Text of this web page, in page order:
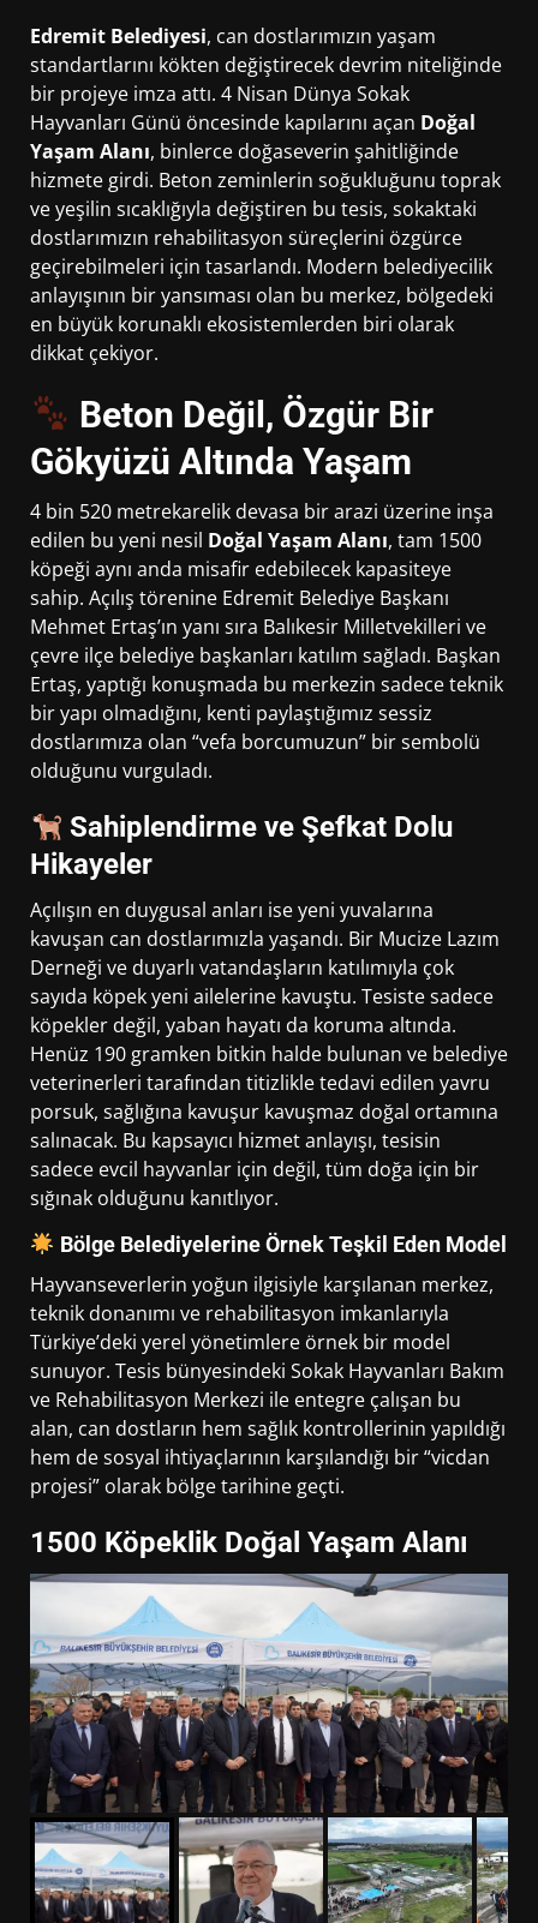
Edremit Belediyesi, can dostlarımızın yaşam
standartlarını kökten değiştirecek devrim niteliğinde
bir projeye imza attı. 4 Nisan Dünya Sokak
Hayvanları Günü öncesinde kapılarını açan Doğal
Yaşam Alanı, binlerce doğaseverin şahitliğinde
hizmete girdi. Beton zeminlerin soğukluğunu toprak
ve yeşilin sıcaklığıyla değiştiren bu tesis, sokaktaki
dostlarımızın rehabilitasyon süreçlerini özgürce
geçirebilmeleri için tasarlandı. Modern belediyecilik
anlayışının bir yansıması olan bu merkez, bölgedeki
en büyük korunaklı ekosistemlerden biri olarak
dikkat çekiyor.
Beton Değil, Özgür Bir
Gökyüzü Altında Yaşam
4 bin 520 metrekarelik devasa bir arazi üzerine inşa
edilen bu yeni nesil Doğal Yaşam Alanı, tam 1500
köpeği aynı anda misafir edebilecek kapasiteye
sahip. Açılış törenine Edremit Belediye Başkanı
Mehmet Ertaş’ın yanı sıra Balıkesir Milletvekilleri ve
çevre ilçe belediye başkanları katılım sağladı. Başkan
Ertaş, yaptığı konuşmada bu merkezin sadece teknik
bir yapı olmadığını, kenti paylaştığımız sessiz
dostlarımıza olan “vefa borcumuzun” bir sembolü
olduğunu vurguladı.
Sahiplendirme ve Şefkat Dolu
Hikayeler
Açılışın en duygusal anları ise yeni yuvalarına
kavuşan can dostlarımızla yaşandı. Bir Mucize Lazım
Derneği ve duyarlı vatandaşların katılımıyla çok
sayıda köpek yeni ailelerine kavuştu. Tesiste sadece
köpekler değil, yaban hayatı da koruma altında.
Henüz 190 gramken bitkin halde bulunan ve belediye
veterinerleri tarafından titizlikle tedavi edilen yavru
porsuk, sağlığına kavuşur kavuşmaz doğal ortamına
salınacak. Bu kapsayıcı hizmet anlayışı, tesisin
sadece evcil hayvanlar için değil, tüm doğa için bir
sığınak olduğunu kanıtlıyor.
Bölge Belediyelerine Örnek Teşkil Eden Model
Hayvanseverlerin yoğun ilgisiyle karşılanan merkez,
teknik donanımı ve rehabilitasyon imkanlarıyla
Türkiye’deki yerel yönetimlere örnek bir model
sunuyor. Tesis bünyesindeki Sokak Hayvanları Bakım
ve Rehabilitasyon Merkezi ile entegre çalışan bu
alan, can dostların hem sağlık kontrollerinin yapıldığı
hem de sosyal ihtiyaçlarının karşılandığı bir “vicdan
projesi” olarak bölge tarihine geçti.
1500 Köpeklik Doğal Yaşam Alanı